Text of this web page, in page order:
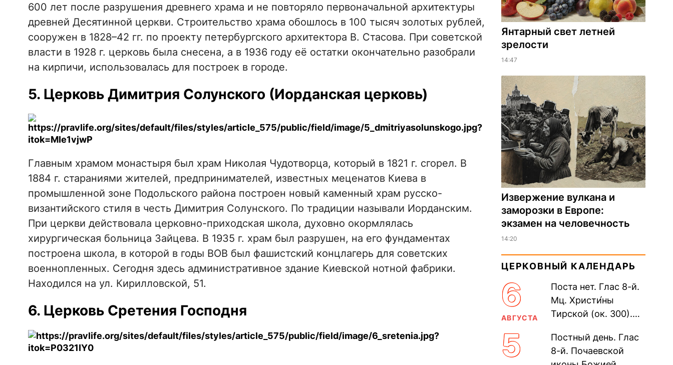
600 лет после разрушения древнего храма и не повторяло первоначальной архитектуры
древней Десятинной церкви. Строительство храма обошлось в 100 тысяч золотых рублей,
сооружен в 1828–42 гг. по проекту петербургского архитектора В. Стасова. При советской
власти в 1928 г. церковь была снесена, а в 1936 году её остатки окончательно разобрали
на кирпичи, использовалась для построек в городе.
5. Церковь Димитрия Солунского (Иорданская церковь)
Главным храмом монастыря был храм Николая Чудотворца, который в 1821 г. сгорел. В
1884 г. стараниями жителей, предпринимателей, известных меценатов Киева в
промышленной зоне Подольского района построен новый каменный храм русско-
византийского стиля в честь Димитрия Солунского. По традиции называли Иорданским.
При церкви действовала церковно-приходская школа, духовно окормлялась
хирургическая больница Зайцева. В 1935 г. храм был разрушен, на его фундаментах
построена школа, в которой в годы ВОВ был фашистский концлагерь для советских
военнопленных. Сегодня здесь административное здание Киевской нотной фабрики.
Находился на ул. Кирилловской, 51.
6. Церковь Сретения Господня
Янтарный свет летней
зрелости
14:47
Извержение вулкана и
заморозки в Европе:
экзамен на человечность
14:20
ЦЕРКОВНЫЙ КАЛЕНДАРЬ
6
АВГУСТА
Поста нет. Глас 8-й.
Мц. Христи́ны
Тирской (ок. 300).
Бори́са и Гле́ба, во
Святом Крещении
5
Постный день. Глас
8-й. Почаевской